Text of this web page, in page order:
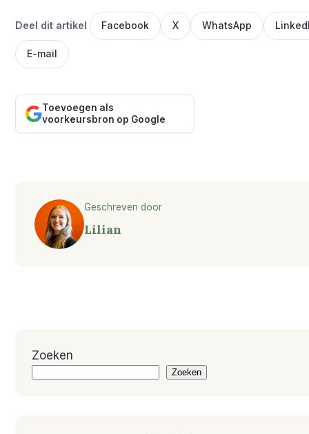
Deel dit artikel Facebook X WhatsApp
E-mail
Toevoegen als
voorkeursbron op Google
Geschreven door
Lilian
Zoeken
Zoeken